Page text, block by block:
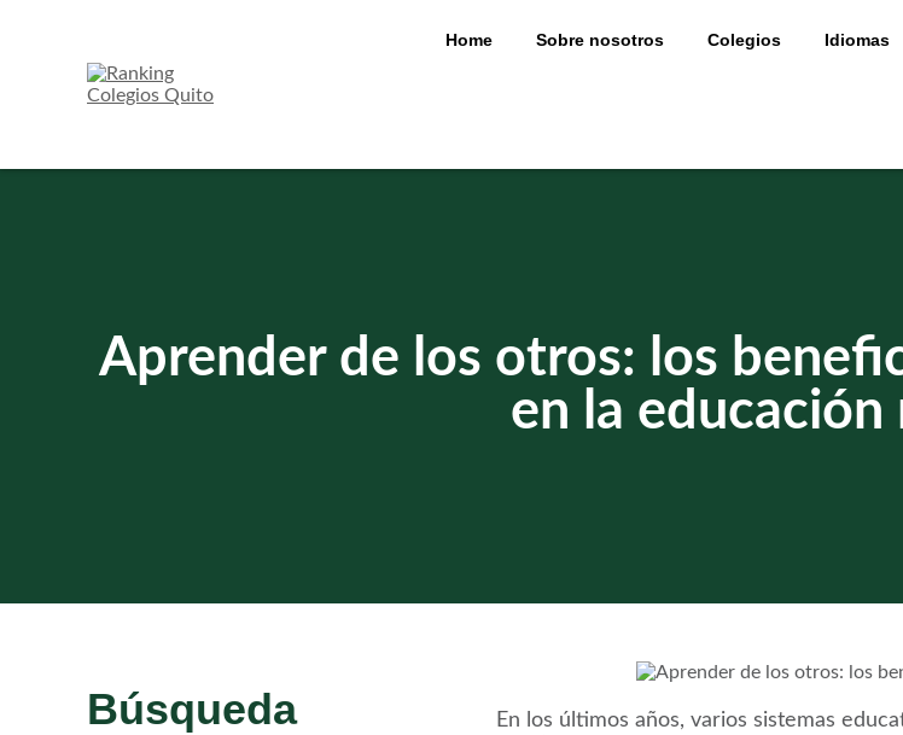
Home Sobre nosotros Colegios Idiomas
Aprender de los otros: los
en la educación
Búsqueda En los últimos años, varios sistemas